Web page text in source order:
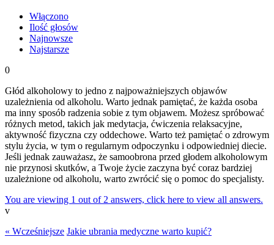
Włączono
Ilość głosów
Najnowsze
Najstarsze
0
Głód alkoholowy to jedno z najpoważniejszych objawów
uzależnienia od alkoholu. Warto jednak pamiętać, że każda osoba
ma inny sposób radzenia sobie z tym objawem. Możesz spróbować
różnych metod, takich jak medytacja, ćwiczenia relaksacyjne,
aktywność fizyczna czy oddechowe. Warto też pamiętać o zdrowym
stylu życia, w tym o regularnym odpoczynku i odpowiedniej diecie.
Jeśli jednak zauważasz, że samoobrona przed głodem alkoholowym
nie przynosi skutków, a Twoje życie zaczyna być coraz bardziej
uzależnione od alkoholu, warto zwrócić się o pomoc do specjalisty.
You are viewing 1 out of 2 answers, click here to view all answers.
v
« Wcześniejsze Jakie ubrania medyczne warto kupić?